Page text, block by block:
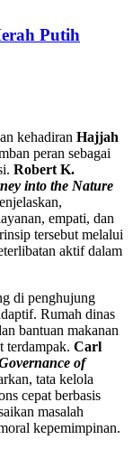
Putih
kehadiran Hajjah
peran sebagai
Robert K.
into the Nature
empati, dan
tersebut melalui
aktif dalam
di penghujung
Rumah dinas
bantuan makanan
terdampak. Carl
of
tata kelola
cepat berbasis
masalah
kepemimpinan.